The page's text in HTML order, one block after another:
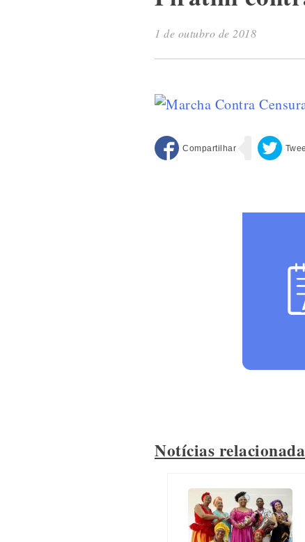
1 de outubro de 2018
Notícias